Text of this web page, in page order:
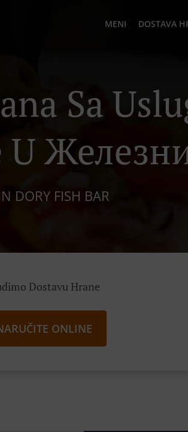
MENI DOSTAVA
Sa
U
DORY FISH BAR
Dostavu Hrane
ONLINE